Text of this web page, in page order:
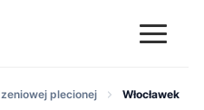
plecionej Włocławek